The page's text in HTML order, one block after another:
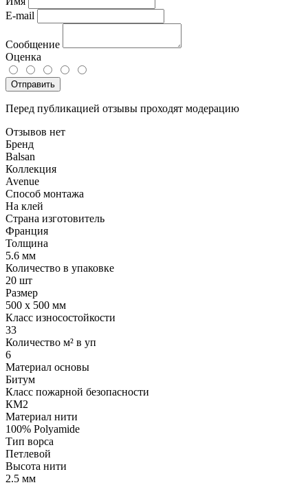
E-mail
Сообщение
Оценка
Отправить
Перед публикацией отзывы проходят модерацию
Отзывов нет
Бренд
Balsan
Коллекция
Avenue
Способ монтажа
На клей
Страна изготовитель
Франция
Толщина
5.6 мм
Количество в упаковке
20 шт
Размер
500 x 500 мм
Класс износостойкости
33
Количество м² в уп
6
Материал основы
Битум
Класс пожарной безопасности
КМ2
Материал нити
100% Polyamide
Тип ворса
Петлевой
Высота нити
2.5 мм